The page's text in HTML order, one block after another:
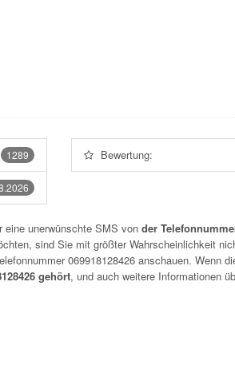
1289 Bewertung:
eine unerwünschte SMS von der
sind Sie mit größter Wahrscheinlichkeit
069918128426 anschauen. Wenn
gehört, und auch weitere Informationen